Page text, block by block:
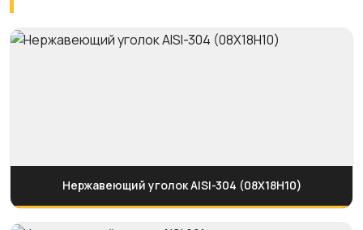
Нержавеющий уголок AISI-304 (08Х18Н10)